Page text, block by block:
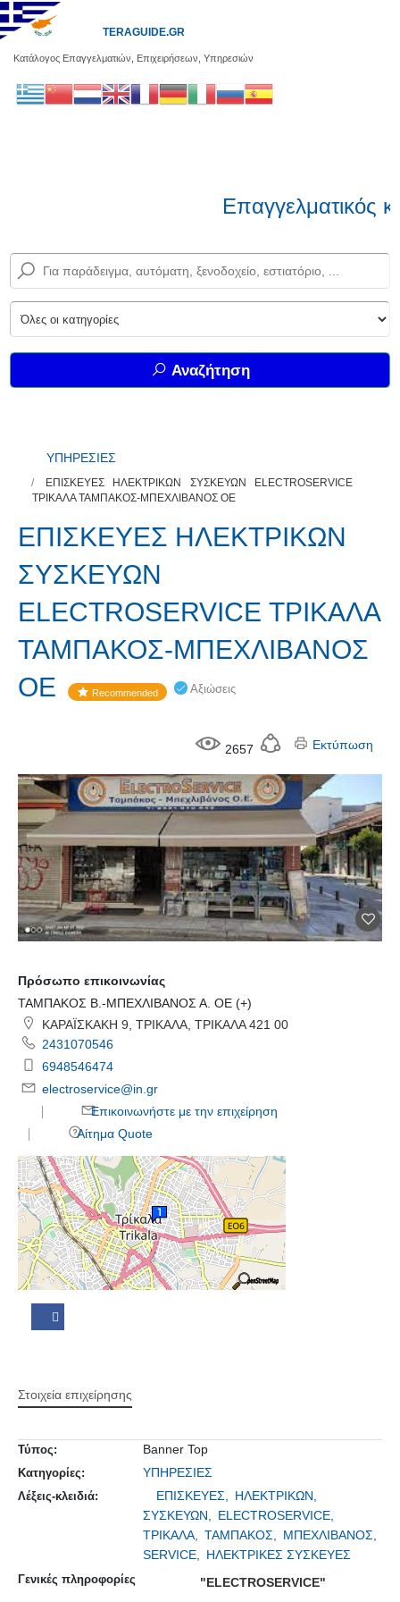
Κατάλογος Επαγγελματιών, Επιχειρήσεων, Υπηρεσιών
TERAGUIDE.GR
Επαγγελματικός
Αναζήτηση
ΥΠΗΡΕΣΙΕΣ
ΕΠΙΣΚΕΥΕΣ ΗΛΕΚΤΡΙΚΩΝ ΣΥΣΚΕΥΩΝ ELECTROSERVICE
ΤΡΙΚΑΛΑ ΤΑΜΠΑΚΟΣ-ΜΠΕΧΛΙΒΑΝΟΣ ΟΕ
ΕΠΙΣΚΕΥΕΣ ΗΛΕΚΤΡΙΚΩΝ
ΣΥΣΚΕΥΩΝ
ELECTROSERVICE ΤΡΙΚΑΛΑ
ΤΑΜΠΑΚΟΣ-ΜΠΕΧΛΙΒΑΝΟΣ
ΟΕ
Recommended Αξιώσεις
2657 Εκτύπωση
Πρόσωπο επικοινωνίας
ΤΑΜΠΑΚΟΣ Β.-ΜΠΕΧΛΙΒΑΝΟΣ Α. ΟΕ (+)
ΚΑΡΑΪΣΚΑΚΗ 9, ΤΡΙΚΑΛΑ, ΤΡΙΚΑΛΑ 421 00
2431070546
6948546474
electroservice@in.gr
Επικοινωνήστε με την επιχείρηση
Αίτημα Quote
Στοιχεία επιχείρησης
Τύπος: Banner Top
Κατηγορίες: ΥΠΗΡΕΣΙΕΣ
Λέξεις-κλειδιά: ΕΠΙΣΚΕΥΕΣ,
ΗΛΕΚΤΡΙΚΩΝ,
ΣΥΣΚΕΥΩΝ,
ELECTROSERVICE,
ΤΡΙΚΑΛΑ,
ΤΑΜΠΑΚΟΣ,
ΜΠΕΧΛΙΒΑΝΟΣ,
SERVICE,
ΗΛΕΚΤΡΙΚΕΣ ΣΥΣΚΕΥΕΣ
Γενικές πληροφορίες "ELECTROSERVICE"